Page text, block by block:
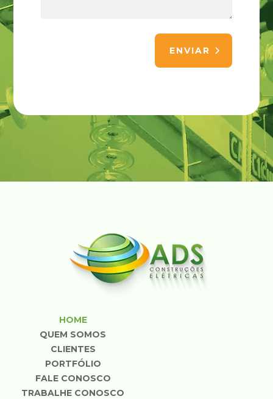
ENVIAR
HOME
QUEM SOMOS
CLIENTES
PORTFÓLIO
FALE CONOSCO
TRABALHE CONOSCO